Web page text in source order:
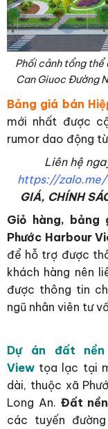
Phối cảnh tổng thể
Can Giuoc Đường
Bảng giá bán
mới nhất được
rumor dao động từ
Liên hệ
https://
GIÁ, CHÍNH
Giỏ hàng, bảng
Phước Harbour
để hỗ trợ được
khách hàng nên
được thông tin
ngũ nhân viên tư
Dự án đất nền
View tọa lạc tại
dài, thuộc xã
Long An. Đất
các tuyến